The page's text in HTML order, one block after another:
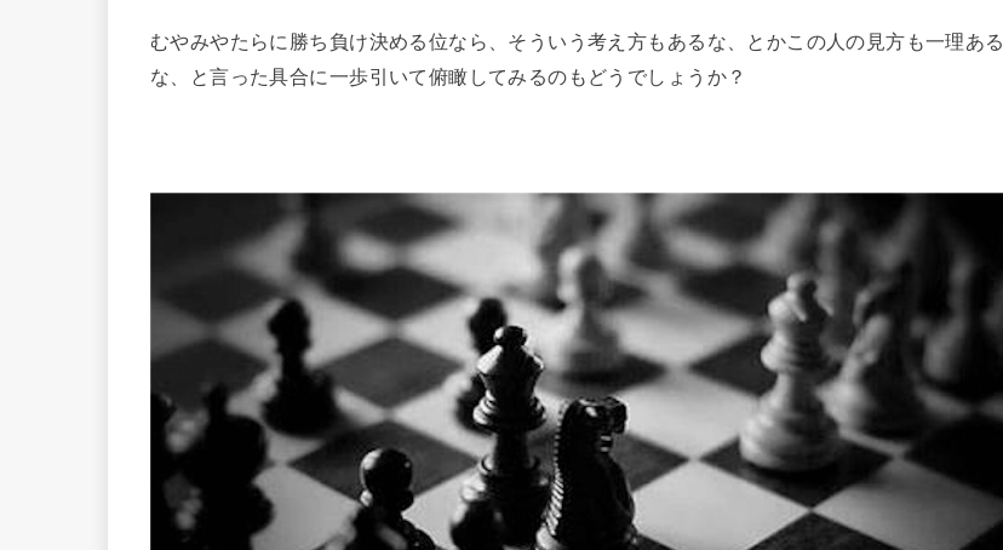
むやみやたらに勝ち負け決める位なら、そういう考え方もあるな、とかこの人の見方も一理ある
な、と言った具合に一歩引いて俯瞰してみるのもどうでしょうか？